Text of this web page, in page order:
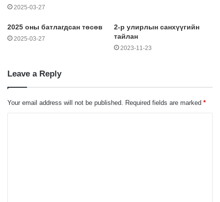
2025-03-27
2025 оны батлагдсан төсөв
2025-03-27
2-р улирлын санхүүгийн
тайлан
2023-11-23
Leave a Reply
Your email address will not be published. Required fields are marked *